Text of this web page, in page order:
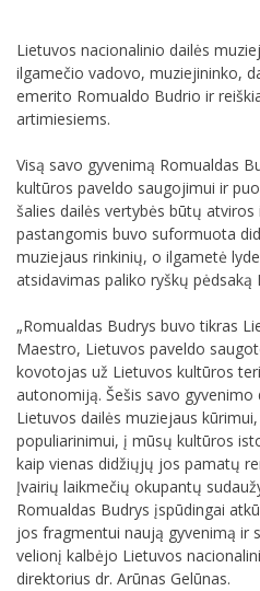
Lietuvos nacionalinio dailės
ilgamečio vadovo, muziejininko,
emerito Romualdo Budrio ir
artimiesiems.
Visą savo gyvenimą Romualdas
kultūros paveldo saugojimui ir
šalies dailės vertybės būtų
pastangomis buvo suformuota
muziejaus rinkinių, o ilgametė
atsidavimas paliko ryškų
„Romualdas Budrys buvo tikras
Maestro, Lietuvos paveldo
kovotojas už Lietuvos kultūros
autonomiją. Šešis savo gyvenimo
Lietuvos dailės muziejaus
populiarinimui, į mūsų kultūros
kaip vienas didžiųjų jos pamatų
Įvairių laikmečių okupantų
Romualdas Budrys įspūdingai
jos fragmentui naują gyvenimą ir
velionį kalbėjo Lietuvos
direktorius dr. Arūnas Gelūnas.